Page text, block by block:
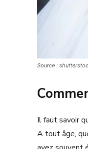
Source :
Il faut savoir
A tout âge,